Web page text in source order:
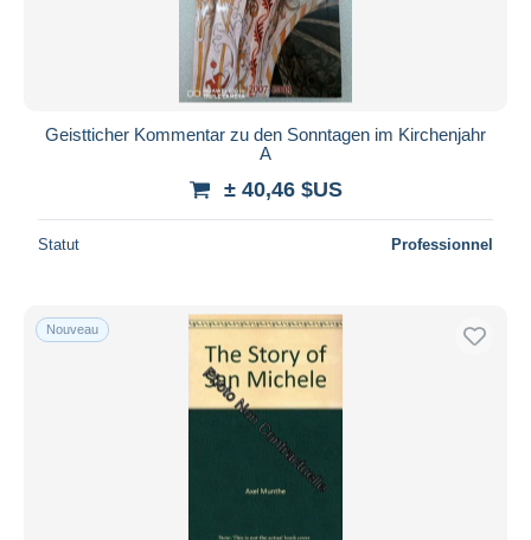
Geistticher Kommentar zu den Sonntagen im Kirchenjahr
A
± 40,46 $US
Statut Professionnel
Nouveau